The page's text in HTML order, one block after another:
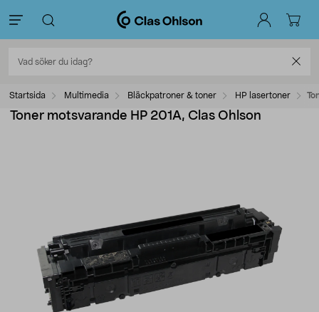
Startsida Multimedia Bläckpatroner & toner HP lasertoner
Toner motsvarande HP 201A, Clas Ohlson